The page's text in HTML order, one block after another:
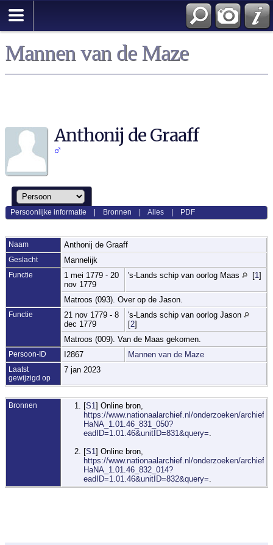
Mannen van de Maze
Anthonij de Graaff
Persoonlijke informatie Bronnen |Alles PDF
Naam Anthonij de Graaff
Geslacht Mannelijk
Functie
1 mei 1779 - 20
nov 1779
's-Lands schip van oorlog Maas [1 ]
Matroos (093). Over op de Jason.
Functie
21 nov 1779 - 8
dec 1779
's-Lands schip van oorlog Jason
[2]
Matroos (009). Van de Maas gekomen.
Persoon-ID I2867 Mannen van de Maze
Laatst
gewijzigd op
7 jan 2023
Bronnen [S1 ] Online bron,
https://www.nationaalarchief.nl/onderzoeken/archief/
HaNA_1.01.46_831_050?
eadID=1.01.46&unitID=831&query=
[S1 ] Online bron,
https://www.nationaalarchief.nl/onderzoeken/archief/
HaNA_1.01.46_832_014?
eadID=1.01.46&unitID=832&query=